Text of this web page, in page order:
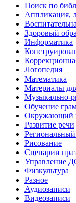
Поиск по
Аппликация,
Здоровый
Информатика
Логопедия
Математика
Материалы
Музыкально-
Обучение
Окружающий
Развитие речи
Рисование
Сценарии
Управление
Физкультура
Разное
Аудиозаписи
Видеозаписи